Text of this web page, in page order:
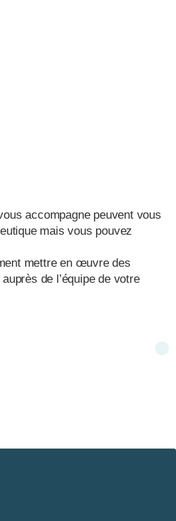
accompagne peuvent vous
mais vous pouvez
mettre en œuvre des
de l’équipe de votre